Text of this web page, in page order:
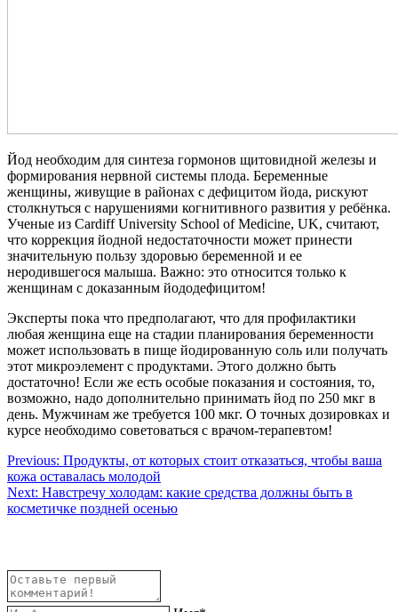
Йод необходим для синтеза гормонов щитовидной железы и
формирования нервной системы плода. Беременные
женщины, живущие в районах с дефицитом йода, рискуют
столкнуться с нарушениями когнитивного развития у ребёнка.
Ученые из Cardiff University School of Medicine, UK, считают,
что коррекция йодной недостаточности может принести
значительную пользу здоровью беременной и ее
неродившегося малыша. Важно: это относится только к
женщинам с доказанным йододефицитом!
Эксперты пока что предполагают, что для профилактики
любая женщина еще на стадии планирования беременности
может использовать в пище йодированную соль или получать
этот микроэлемент с продуктами. Этого должно быть
достаточно! Если же есть особые показания и состояния, то,
возможно, надо дополнительно принимать йод по 250 мкг в
день. Мужчинам же требуется 100 мкг. О точных дозировках и
курсе необходимо советоваться с врачом-терапевтом!
Навигация
по
записям
Previous: Продукты, от которых стоит отказаться, чтобы ваша
кожа оставалась молодой
Next: Навстречу холодам: какие средства должны быть в
косметичке поздней осенью